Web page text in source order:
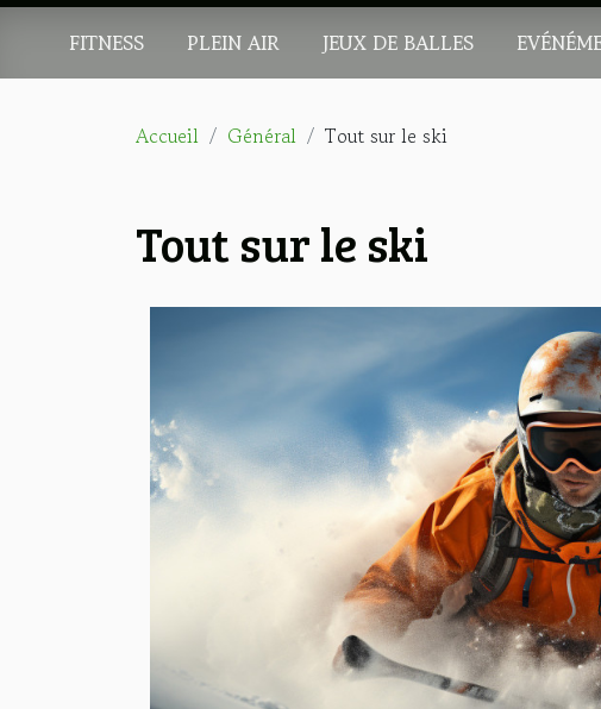
FITNESS PLEIN AIR JEUX DE BALLES
Accueil Général Tout sur le ski
Tout sur le ski